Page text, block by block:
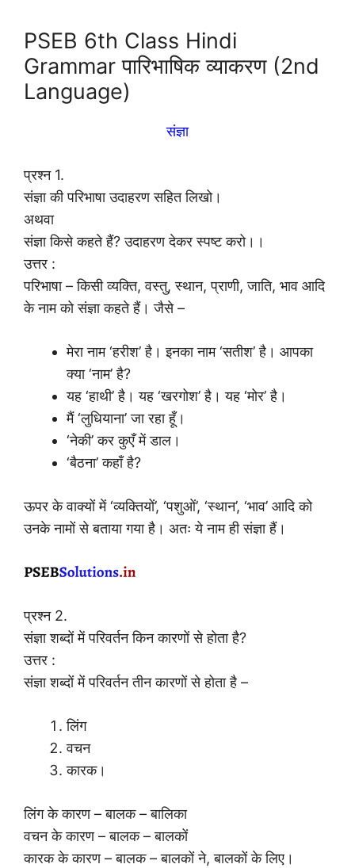
PSEB 6th Class Hindi
Grammar पारिभाषिक व्याकरण (2nd
Language)
संज्ञा
प्रश्न 1.
संज्ञा की परिभाषा उदाहरण सहित लिखो।
अथवा
संज्ञा किसे कहते हैं? उदाहरण देकर स्पष्ट करो।।
उत्तर :
परिभाषा – किसी व्यक्ति, वस्तु, स्थान, प्राणी, जाति, भाव आदि
के नाम को संज्ञा कहते हैं। जैसे –
मेरा नाम ‘हरीश’ है। इनका नाम ‘सतीश’ है। आपका
क्या ‘नाम’ है?
यह ‘हाथी’ है। यह ‘खरगोश’ है। यह ‘मोर’ है।
मैं ‘लुधियाना’ जा रहा हूँ।
‘नेकी’ कर कुएँ में डाल।
‘बैठना’ कहाँ है?
ऊपर के वाक्यों में ‘व्यक्तियों’, ‘पशुओं’, ‘स्थान’, ‘भाव’ आदि को
उनके नामों से बताया गया है। अतः ये नाम ही संज्ञा हैं।
प्रश्न 2.
संज्ञा शब्दों में परिवर्तन किन कारणों से होता है?
उत्तर :
संज्ञा शब्दों में परिवर्तन तीन कारणों से होता है –
लिंग
वचन
कारक।
लिंग के कारण – बालक – बालिका
वचन के कारण – बालक – बालकों
कारक के कारण – बालक – बालकों ने, बालकों के लिए।